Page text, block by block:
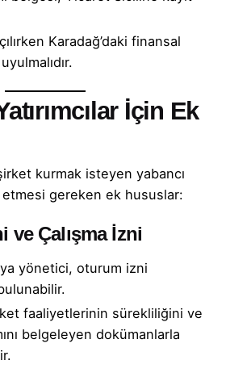
Karadağ’daki finansal
İçin Ek
kurmak isteyen yabancı
etmesi gereken ek hususlar:
ve Çalışma İzni
yönetici, oturum izni
faaliyetlerinin sürekliliğini ve
belgeleyen dokümanlarla